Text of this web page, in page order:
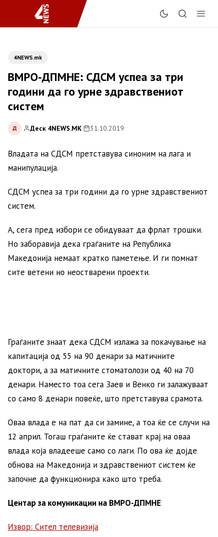
4NEWS.mk
ВМРО-ДПМНЕ: СДСМ успеа за три
години да го урне здравствениот
систем
Д Деск 4NEWS.MK| 31.10.2019
Владата на СДСМ претставува синоним на лага и
манипулација.
СДСМ успеа за три години да го урне здравствениот
систем.
А, сега пред избори се обидуваат да фрлат трошки.
Но заборавија дека граѓаните на Република
Македонија немаат кратко паметење. И ги помнат
сите ветени но неостварени проекти.
Граѓаните знаат дека СДСМ излажа за покачување на
капитација од 55 на 90 денари за матичните
доктори, а за матичните стоматолози од 40 на 70
денари. Наместо тоа сега Заев и Венко ги залажуваат
со само 8 денари повеќе, што претставува срамота.
Оваа влада е на пат да си замине, а тоа ќе се случи на
12 април. Тогаш граѓаните ќе стават крај на оваа
влада која владееше само со лаги. По ова ќе дојде
обнова на Македонија и здравствениот систем ќе
започне да функционира како што треба.
Центар за комуникации на ВМРО-ДПМНЕ
Извор: Сител телевизија